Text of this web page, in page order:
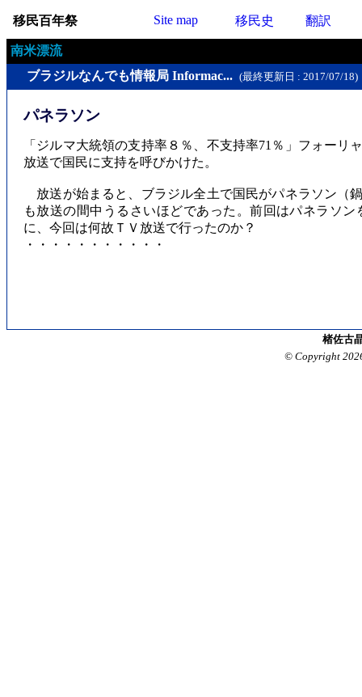
移民百年祭 Site map 移民史 翻訳
南米漂流
ブラジルなんでも情報局 Informac... (最終更新日 : 2017/07/18)
パネラソン
「ジルマ大統領の支持率８％、不支持率71％」フォー
放送で国民に支持を呼びかけた。
放送が始まると、ブラジル全土で国民がパネラソン（
も放送の間中うるさいほどであった。前回はパネラソ
に、今回は何故ＴＶ放送で行ったのか？
・・・・・・・・・・・
楮佐古
© Copyright